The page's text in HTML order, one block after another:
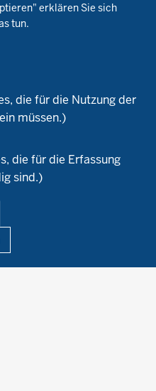
erklären Sie sich
tun.
die für die Nutzung der
müssen.)
die für die Erfassung
sind.)
Landbau